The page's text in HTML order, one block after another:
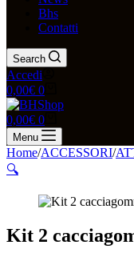
Bhs
Contatti
Search
Accedi
Carrello
0,00€ 0
Carrello
0,00€ 0
Menu
Home/ACCESSORI/
🔍
Kit 2